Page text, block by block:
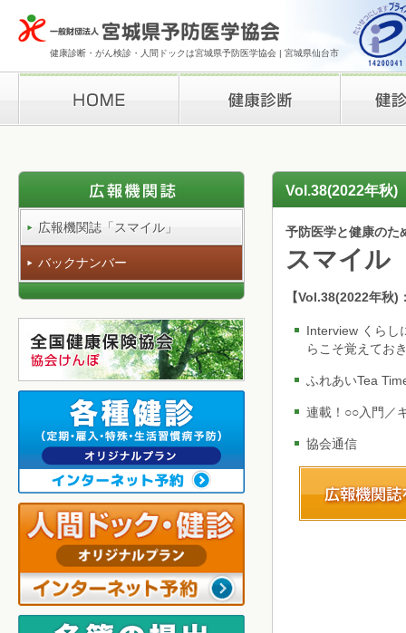
健康診断・がん検診・人間ドックは宮城県予防医学協会 | 宮城県仙台市
Vol.38(2022年秋)
予防医学と健康のた
スマイル
【Vol.38(2022年秋)
Interview くらし
らこそ覚えてお
ふれあいTea
連載！○○入門／
協会通信
広報機関誌「スマイル」
バックナンバー